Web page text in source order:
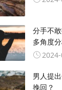
分手不
多角度
男人提
挽回？